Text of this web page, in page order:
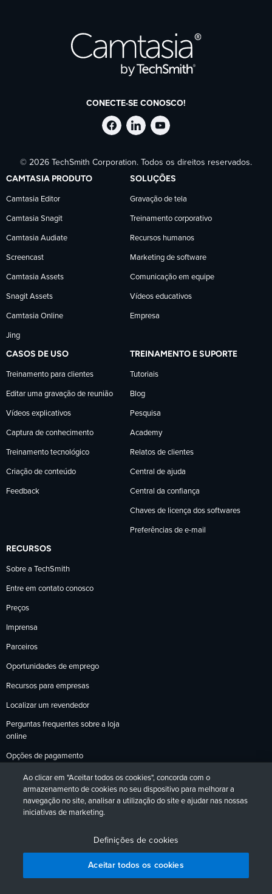
Teste gratuito Comprar agora
CONECTE-SE CONOSCO!
Siga
a
TechSmith
no
Facebook
Siga
a
TechSmith
LinkedIn
Siga
a
TechSmith
no
YouTube
© 2026 TechSmith Corporation. Todos os direitos reservados.
CAMTASIA PRODUTO
Camtasia Editor
Camtasia Snagit
Camtasia Audiate
Screencast
Camtasia Assets
Snagit Assets
Camtasia Online
Jing
SOLUÇÕES
Gravação de tela
Treinamento corporativo
Recursos humanos
Marketing de software
Comunicação em equipe
Vídeos educativos
Empresa
CASOS DE USO
Treinamento para clientes
Editar uma gravação de reunião
Vídeos explicativos
Captura de conhecimento
Treinamento tecnológico
Criação de conteúdo
Feedback
TREINAMENTO E SUPORTE
Tutoriais
Blog
Pesquisa
Academy
Relatos de clientes
Central de ajuda
Central da confiança
Chaves de licença dos softwares
Preferências de e-mail
RECURSOS
Sobre a TechSmith
Entre em contato conosco
Preços
Imprensa
Parceiros
Oportunidades de emprego
Recursos para empresas
Localizar um revendedor
Perguntas frequentes sobre a loja
online
Opções de pagamento
Política de devoluções
DeutschFrançais Español日本語
Ao clicar em "Aceitar todos os cookies", concorda com o
armazenamento de cookies no seu dispositivo para melhorar a
navegação no site, analisar a utilização do site e ajudar nas nossas
iniciativas de marketing.
Definições de cookies
Aceitar todos os cookies